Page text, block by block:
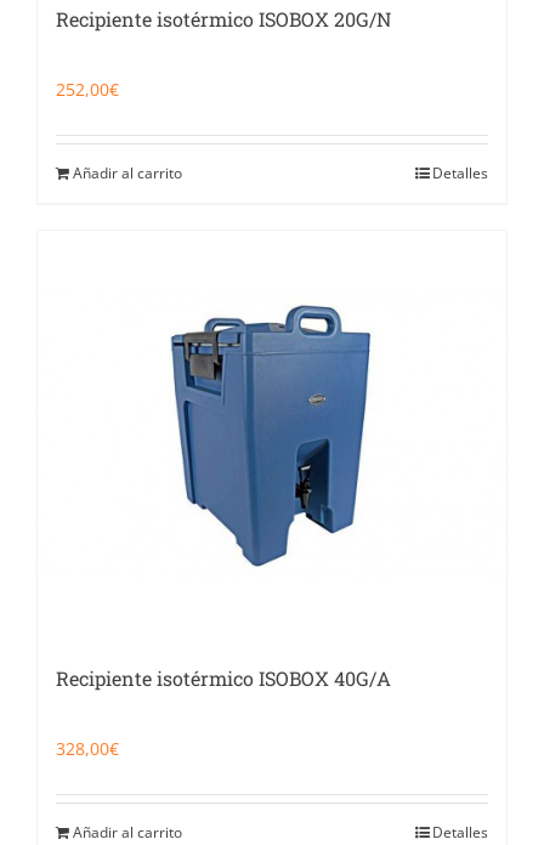
Recipiente isotérmico ISOBOX 20G/N
252,00€
Añadir al carrito Detalles
Recipiente isotérmico ISOBOX 40G/A
328,00€
Añadir al carrito Detalles